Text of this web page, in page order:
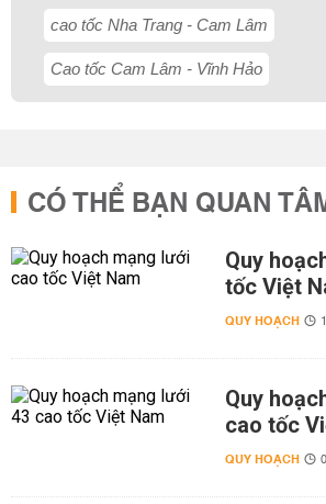
cao tốc Nha Trang - Cam Lâm
Cao tốc Cam Lâm - Vĩnh Hảo
CÓ THỂ BẠN QUAN
Quy
tốc Việt
QUY HOẠCH
Quy
cao tốc
QUY HOẠCH